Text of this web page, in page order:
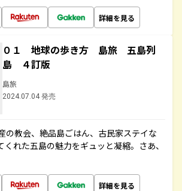
詳細を見る
０１ 地球の歩き方 島旅 五島列
島 ４訂版
島旅
2024.07.04 発売
の教会、絶品島ごはん、古民家ステイな
くれた五島の魅力をギュッと凝縮。さあ、
詳細を見る